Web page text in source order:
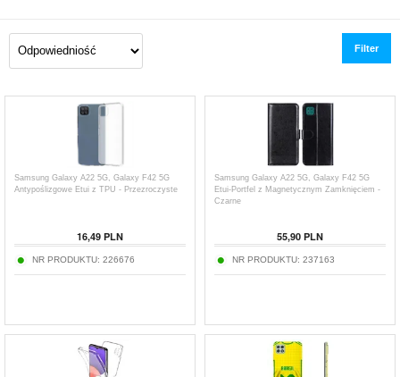
Filter
Samsung Galaxy A22 5G, Galaxy F42 5G
Antypoślizgowe Etui z TPU - Przezroczyste
16,49 PLN
NR PRODUKTU: 226676
Samsung Galaxy A22 5G, Galaxy F42 5G
Etui-Portfel z Magnetycznym Zamknięciem -
Czarne
55,90 PLN
NR PRODUKTU: 237163